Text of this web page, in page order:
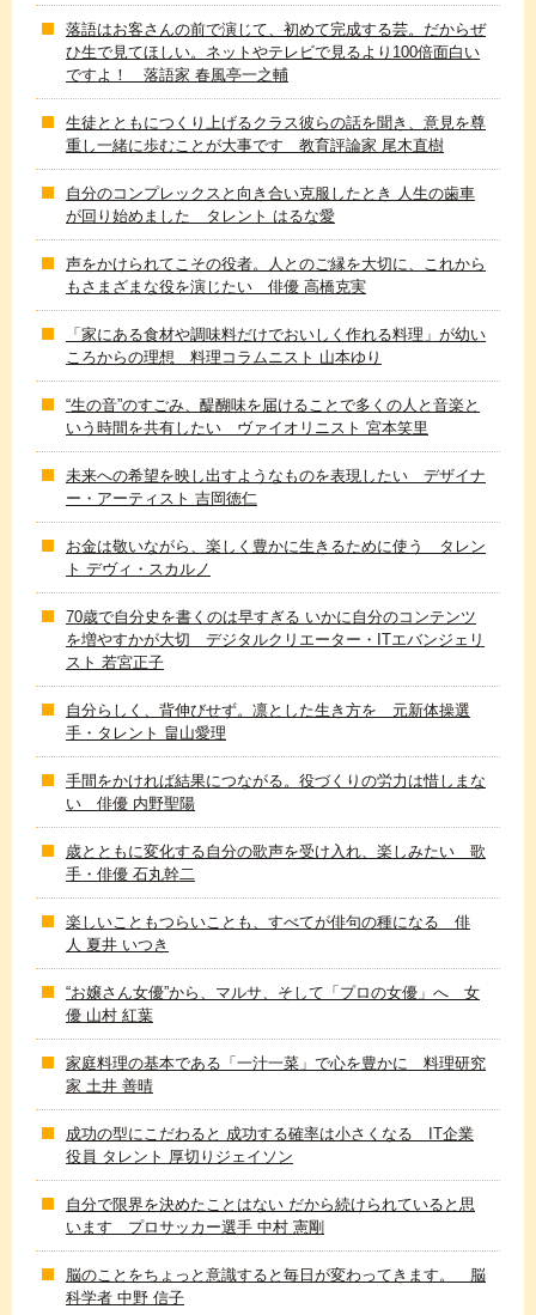
落語はお客さんの前で演じて、初めて完成する芸。だからぜ
ひ生で見てほしい。ネットやテレビで見るより100倍面白い
ですよ！ 落語家 春風亭一之輔
生徒とともにつくり上げるクラス彼らの話を聞き、意見を尊
重し一緒に歩むことが大事です 教育評論家 尾木直樹
自分のコンプレックスと向き合い克服したとき 人生の歯車
が回り始めました タレント はるな愛
声をかけられてこその役者。人とのご縁を大切に、これから
もさまざまな役を演じたい 俳優 高橋克実
「家にある食材や調味料だけでおいしく作れる料理」が幼い
ころからの理想 料理コラムニスト 山本ゆり
“生の音”のすごみ、醍醐味を届けることで多くの人と音楽と
いう時間を共有したい ヴァイオリニスト 宮本笑里
未来への希望を映し出すようなものを表現したい デザイナ
ー・アーティスト 吉岡徳仁
お金は敬いながら、楽しく豊かに生きるために使う タレン
ト デヴィ・スカルノ
70歳で自分史を書くのは早すぎる いかに自分のコンテンツ
を増やすかが大切 デジタルクリエーター・ITエバンジェリ
スト 若宮正子
自分らしく、背伸びせず。凛とした生き方を 元新体操選
手・タレント 畠山愛理
手間をかければ結果につながる。役づくりの労力は惜しまな
い 俳優 内野聖陽
歳とともに変化する自分の歌声を受け入れ、楽しみたい 歌
手・俳優 石丸幹二
楽しいこともつらいことも、すべてが俳句の種になる 俳
人 夏井 いつき
“お嬢さん女優”から、マルサ、そして「プロの女優」へ 女
優 山村 紅葉
家庭料理の基本である「一汁一菜」で心を豊かに 料理研究
家 土井 善晴
成功の型にこだわると 成功する確率は小さくなる IT企業
役員 タレント 厚切りジェイソン
自分で限界を決めたことはない だから続けられていると思
います プロサッカー選手 中村 憲剛
脳のことをちょっと意識すると毎日が変わってきます。 脳
科学者 中野 信子